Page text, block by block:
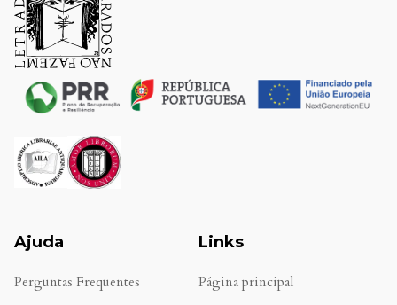
Ajuda
Perguntas Frequentes
Links
Página principal